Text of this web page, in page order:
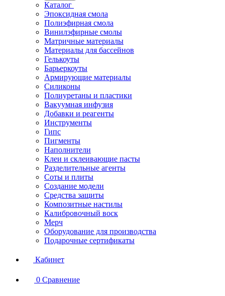
Каталог
Эпоксидная смола
Полиэфирная смола
Винилэфирные смолы
Матричные материалы
Материалы для бассейнов
Гелькоуты
Барьеркоуты
Армирующие материалы
Силиконы
Полиуретаны и пластики
Вакуумная инфузия
Добавки и реагенты
Инструменты
Гипс
Пигменты
Наполнители
Клеи и склеивающие пасты
Разделительные агенты
Соты и плиты
Создание модели
Средства защиты
Композитные настилы
Калибровочный воск
Мерч
Оборудование для производства
Подарочные сертификаты
Кабинет
0 Сравнение